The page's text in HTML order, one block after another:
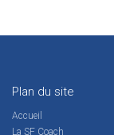
Plan du site
Accueil
La SF Coach